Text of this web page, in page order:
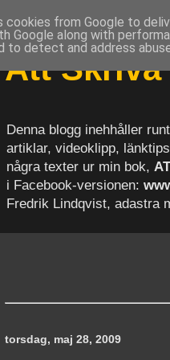
Att
Denna blogg inehhåller
artiklar, videoklipp,
några texter ur min bok,
i Facebook-versionen:
Fredrik Lindqvist, adastra
torsdag, maj 28, 2009
cookies from Google to
Google along with
to detect and address